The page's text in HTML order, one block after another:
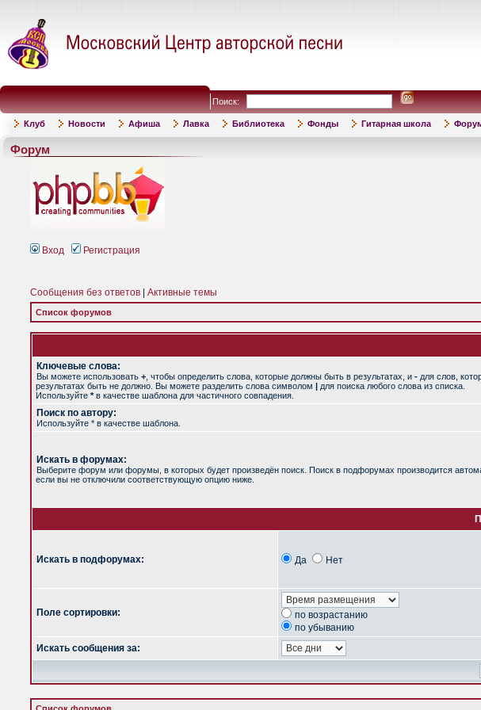
Поиск:
Клуб Новости Афиша Лавка Библиотека Фонды Гитарная школа
Форум
Вход Регистрация
Сообщения без ответов Активные темы
Список форумов
Ключевые слова:
Вы можете использовать + , чтобы определить слова, которые должны быть в результатах, и - для слов,
результатах быть не должно. Вы можете разделить слова символом | для поиска любого слова из списка.
Используйте *в качестве шаблона для частичного совпадения.
Поиск по автору:
Используйте * в качестве шаблона.
Искать в форумах:
Выберите форум или форумы, в которых будет произведён поиск. Поиск в подфорумах производится
если вы не отключили соответствующую опцию ниже.
Искать в подфорумах: Да Нет
Поле сортировки:
по возрастанию
по убыванию
Искать сообщения за: